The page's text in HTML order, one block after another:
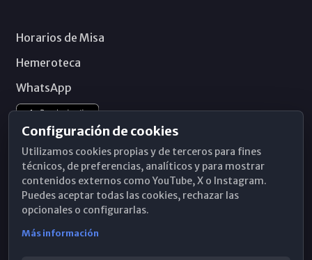
Horarios de Misa
Hemeroteca
WhatsApp
Configuración de cookies
Utilizamos cookies propias y de terceros para fines
técnicos, de preferencias, analíticos y para mostrar
contenidos externos como YouTube, X o Instagram.
Puedes aceptar todas las cookies, rechazar las
opcionales o configurarlas.
Más información